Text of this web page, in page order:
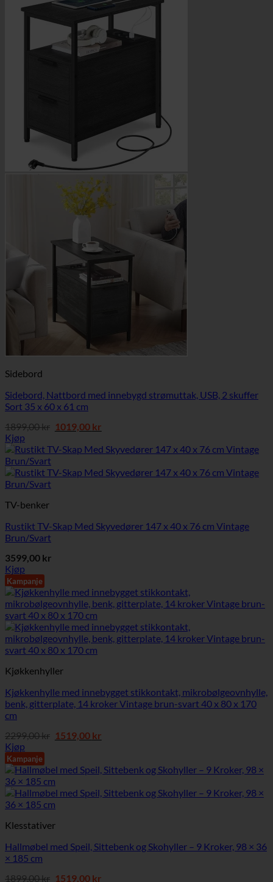
Sidebord
Sidebord, Nattbord med innebygd strømuttak, USB, 2 skuffer
Sort 35 x 60 x 61 cm
1899,00kr Opprinnelig
var:
1899,00 kr.
1019,00 krNåværende
er:
1019,00 kr.
Kjøp
TV-benker
Rustikt TV-Skap Med Skyvedører 147 x 40 x 76 cm Vintage
Brun/Svart
3599,00 kr
Kjøp
Kampanje
Kjøkkenhyller
Kjøkkenhylle med innebygget stikkontakt, mikrobølgeovnhylle,
benk, gitterplate, 14 kroker Vintage brun-svart 40 x 80 x 170
cm
2299,00kr Opprinnelig
2299,00 kr.
1519,00 krNåværende
1519,00 kr.
Kjøp
Kampanje
Klesstativer
Hallmøbel med Speil, Sittebenk og Skohyller – 9 Kroker, 98 × 36
× 185 cm
1899,00kr Opprinnelig
1519,00 krNåværende